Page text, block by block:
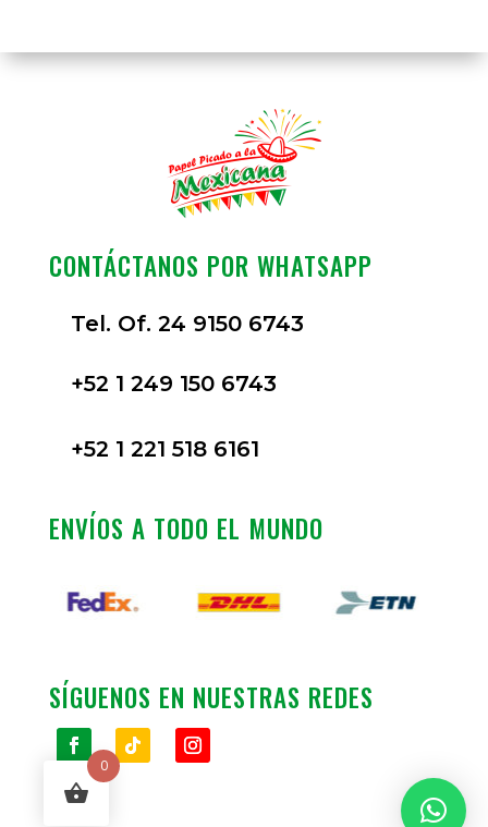
CONTÁCTANOS POR WHATSAPP
Tel. Of. 24 9150 6743
+52 1 249 150 6743
+52 1 221 518 6161
ENVÍOS A TODO EL MUNDO
SÍGUENOS EN NUESTRAS REDES
0